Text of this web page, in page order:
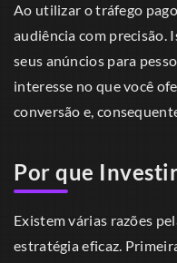
Ao utilizar o tráfego
audiência com precisão.
seus anúncios para
interesse no que você
conversão e,
Por que
Existem várias razões
estratégia eficaz.